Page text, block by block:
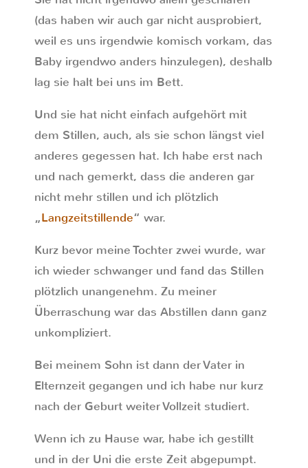
(das haben wir auch gar nicht ausprobiert,
weil es uns irgendwie komisch vorkam, das
Baby irgendwo anders hinzulegen), deshalb
lag sie halt bei uns im Bett.
Und sie hat nicht einfach aufgehört mit
dem Stillen, auch, als sie schon längst viel
anderes gegessen hat. Ich habe erst nach
und nach gemerkt, dass die anderen gar
nicht mehr stillen und ich plötzlich
„Langzeitstillende“ war.
Kurz bevor meine Tochter zwei wurde, war
ich wieder schwanger und fand das Stillen
plötzlich unangenehm. Zu meiner
Überraschung war das Abstillen dann ganz
unkompliziert.
Bei meinem Sohn ist dann der Vater in
Elternzeit gegangen und ich habe nur kurz
nach der Geburt weiter Vollzeit studiert.
Wenn ich zu Hause war, habe ich gestillt
und in der Uni die erste Zeit abgepumpt.